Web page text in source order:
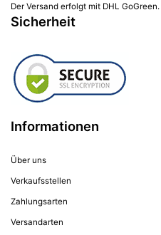
Der Versand erfolgt mit DHL GoGreen.
Sicherheit
Informationen
Über uns
Verkaufsstellen
Zahlungsarten
Versandarten